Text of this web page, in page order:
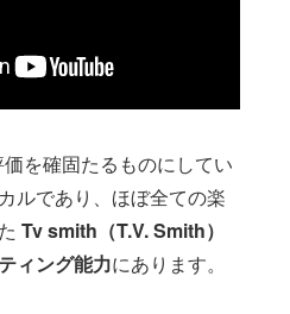
を確固たるものにしてい
ルであり、ほぼ全ての楽
Tv smith（T.V. Smith）
ィング能力にあります。